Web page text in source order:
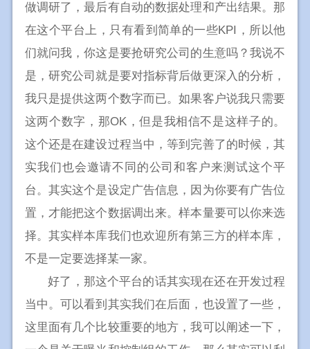
做调研了，最后有自动的数据处理和产出结果。那
在这个平台上，只有看到简单的一些KPI，所以他
们就问我，你这是要抢研究公司的生意吗？我说不
是，研究公司就是要对指标背后做更深入的分析，
我只是提供这两个数字而已。如果客户说我只需要
这两个数字，那OK，但是我相信不是这样子的。
这个还是在建设过程当中，等到完善了的时候，其
实我们也会邀请不同的公司和客户来测试这个平
台。其实这个是设定广告信息，因为你要有广告位
置，才能把这个数据调出来。样本量要可以你来选
择。其实样本库我们也欢迎所有第三方的样本库，
不是一定要选择某一家。
好了，那这个平台的话其实现在还在开发过程
当中。可以看到其实我们在后面，也设置了一些，
这里面有几个比较重要的地方，我可以阐述一下，